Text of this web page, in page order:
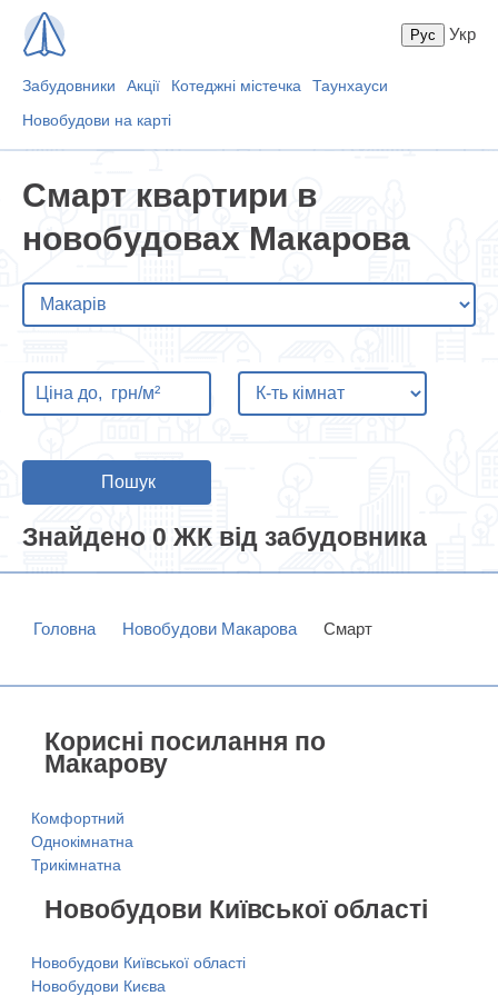
Забудовники Акції Котеджні містечка
Таунхауси
Новобудови на карті
Укр
Смарт квартири в
новобудовах Макарова
Пошук
Знайдено 0 ЖК від забудовника
Головна Новобудови Макарова Смарт
Корисні посилання по
Макарову
Комфортний
Однокімнатна
Трикімнатна
Новобудови Київської області
Новобудови Київської області
Новобудови Києва